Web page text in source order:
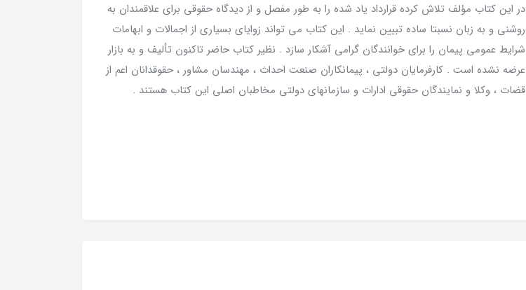
در این کتاب مؤلف تلاش کرده قرارداد یاد شده را به طور مفصل و از دیدگاه حقوقی برای علاقمندان به
روشنی و به زبان نسبتا ساده تبیین نماید . این کتاب می تواند زوایای بسیاری از اجمالات و ابهامات
شرایط عمومی پیمان را برای خوانندگان گرامی آشکار سازد . نظیر کتاب حاضر تاکنون تألیف و به بازار
عرضه نشده است . کارفرمایان دولتی ، پیمانکاران صنعت احداث ، مهندسان مشاور ، حقوقدانان اعم از
قضات ، وکلا و نمایندگان حقوقی ادارات و سازمانهای دولتی مخاطبان اصلی این کتاب هستند .